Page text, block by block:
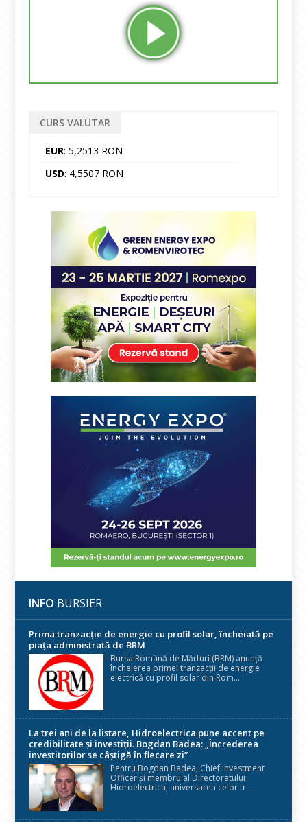
CURS VALUTAR
EUR: 5,2513 RON
USD: 4,5507 RON
INFO BURSIER
Prima tranzacție de energie cu profil solar, încheiată pe
piața administrată de BRM
Bursa Română de Mărfuri (BRM) anunță
încheierea primei tranzacții de energie
electrică cu profil solar din Rom...
La trei ani de la listare, Hidroelectrica pune accent pe
credibilitate și investiții. Bogdan Badea: „Încrederea
investitorilor se câștigă în fiecare zi”
Pentru Bogdan Badea, Chief Investment
Officer și membru al Directoratului
Hidroelectrica, aniversarea celor tr...